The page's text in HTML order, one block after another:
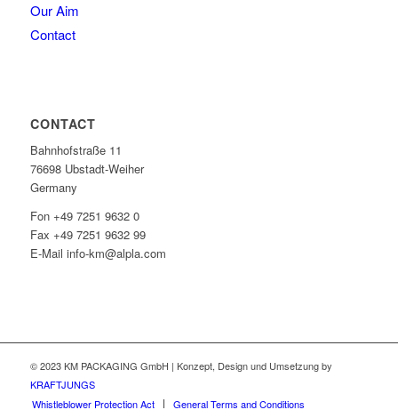
Our Aim
Contact
CONTACT
Bahnhofstraße 11
76698 Ubstadt-Weiher
Germany
Fon +49 7251 9632 0
Fax +49 7251 9632 99
E-Mail info-km@alpla.com
© 2023 KM PACKAGING GmbH | Konzept, Design und Umsetzung by
KRAFTJUNGS
Whistleblower Protection Act
General Terms and Conditions